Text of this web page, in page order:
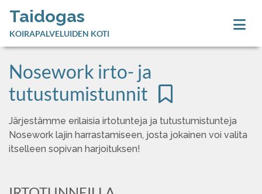
Taidogas
KOIRAPALVELUIDEN KOTI
Nosework irto- ja
tutustumistunnit
Järjestämme erilaisia irtotunteja ja tutustumistunteja
Nosework lajin harrastamiseen, josta jokainen voi valita
itselleen sopivan harjoituksen!